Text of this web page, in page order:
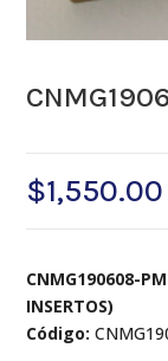
$1,550.00
CNMG190608-
INSERTOS)
Código: